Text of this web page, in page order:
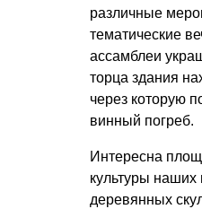
различные
тематические
ассамблеи
торца здания
через которую
винный погреб.
Интересна
культуры наших
деревянных